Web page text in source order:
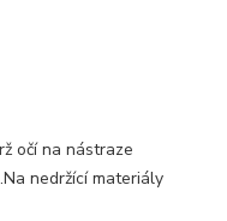
očí na nástraze
nedržící materiály